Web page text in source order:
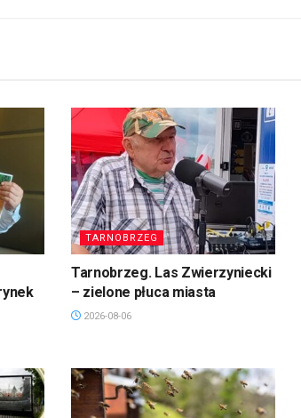
TARNOBRZEG
Tarnobrzeg. Las Zwierzyniecki
– zielone płuca miasta
2026-08-06